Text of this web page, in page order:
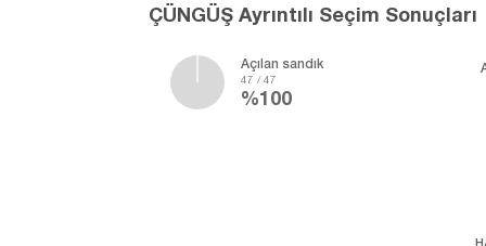
ÇÜNGÜŞ Ayrıntılı Seçim Sonuçları
Açılan sandık
47 / 47
%100